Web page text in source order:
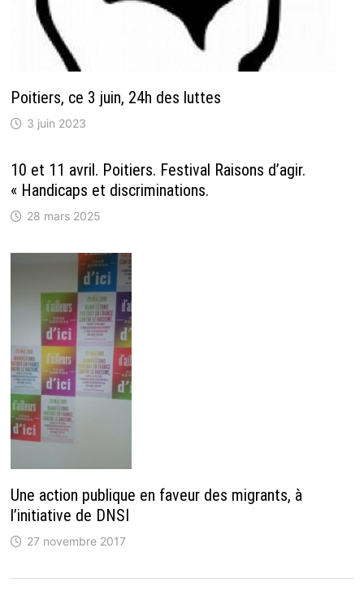
Poitiers, ce 3 juin, 24h des luttes
3 juin 2023
10 et 11 avril. Poitiers. Festival Raisons d’agir.
« Handicaps et discriminations.
28 mars 2025
Une action publique en faveur des migrants, à
l’initiative de DNSI
27 novembre 2017